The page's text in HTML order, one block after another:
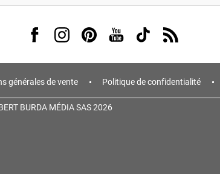
Visit us on Facebook
Visit us on Instagram
Visit us on Pinterest
Visit us on Youtube
Visit us on Tiktok
Visit us on Rss
générales de vente Politique de confidentialité
BURDA MÉDIA SAS 2026